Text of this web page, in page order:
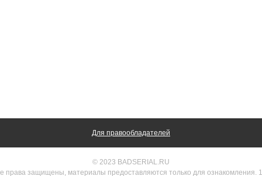
Для правообладателей
© 2023 BADSERIAL.RU
права защищены, материалы предоставляются только для ознакомления.